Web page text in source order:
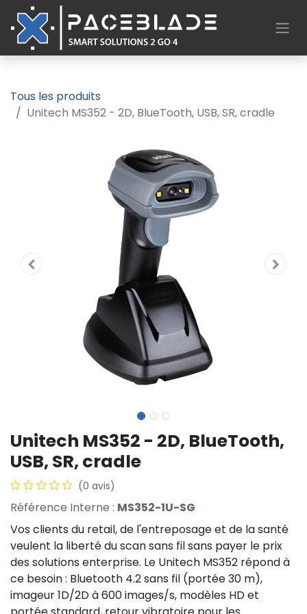
Tous les produits
Unitech MS352 - 2D, BlueTooth, USB, SR, cradle
Unitech MS352 - 2D, BlueTooth,
USB, SR, cradle
(0 avis)
Référence Interne : MS352-1U-SG
Vos clients du retail, de l'entreposage et de la santé
veulent la liberté du scan sans fil sans payer le prix
des solutions enterprise. Le Unitech MS352 répond à
ce besoin : Bluetooth 4.2 sans fil (portée 30 m),
imageur 1D/2D à 600 images/s, modèles HD et